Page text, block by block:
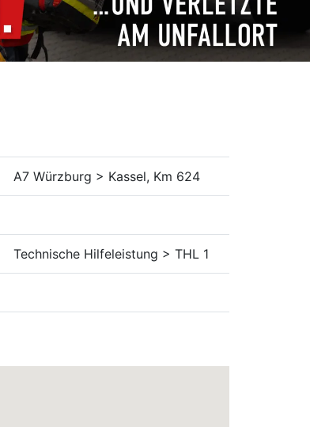
A7 Würzburg > Kassel, Km 624
Technische Hilfeleistung > THL 1